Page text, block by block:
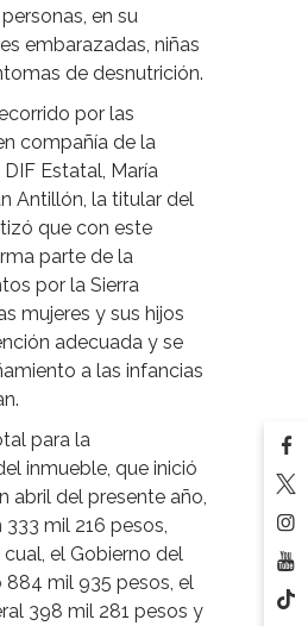
en su
embarazadas, niñas
de desnutrición.
por las
compañía de la
Estatal, María
Antillón, la titular del
que con este
parte de la
por la Sierra
mujeres y sus hijos
adecuada y se
a las infancias
para la
inmueble, que inició
abril del presente año,
mil 216 pesos,
el Gobierno del
mil 935 pesos, el
398 mil 281 pesos y